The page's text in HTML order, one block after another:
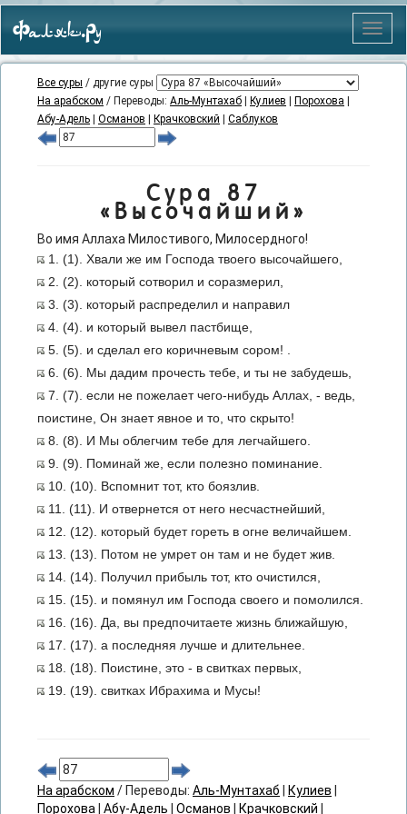
Меню
Фаляк.Ру
Все суры / другие суры
На арабском / Переводы: Аль-Мунтахаб Кулиев Порохова
Абу-Адель
Османов Крачковский Саблуков
Сура 87
«Высочайший»
Во имя Аллаха Милостивого, Милосердного!
1. (1). Хвали же им Господа твоего высочайшего,
2. (2). который сотворил и соразмерил,
3. (3). который распределил и направил
4. (4). и который вывел пастбище,
5. (5). и сделал его коричневым сором! .
6. (6). Мы дадим прочесть тебе, и ты не забудешь,
7. (7). если не пожелает чего-нибудь Аллах, - ведь,
поистине, Он знает явное и то, что скрыто!
8. (8). И Мы облегчим тебе для легчайшего.
9. (9). Поминай же, если полезно поминание.
10. (10). Вспомнит тот, кто боязлив.
11. (11). И отвернется от него несчастнейший,
12. (12). который будет гореть в огне величайшем.
13. (13). Потом не умрет он там и не будет жив.
14. (14). Получил прибыль тот, кто очистился,
15. (15). и помянул им Господа своего и помолился.
16. (16). Да, вы предпочитаете жизнь ближайшую,
17. (17). а последняя лучше и длительнее.
18. (18). Поистине, это - в свитках первых,
19. (19). свитках Ибрахима и Мусы!
На арабском / Переводы: Аль-Мунтахаб Кулиев
Порохова
Абу-Адель Османов Крачковский